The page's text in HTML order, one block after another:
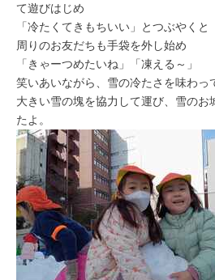
て遊びはじめ
「冷たくてきもちいい」とつぶやくと
周りのお友だちも手袋を外し始め
「きゃーつめたいね」「凍える～」
笑いあいながら、雪の冷たさを味わっ
大きい雪の塊を協力して運び、雪のお
たよ。